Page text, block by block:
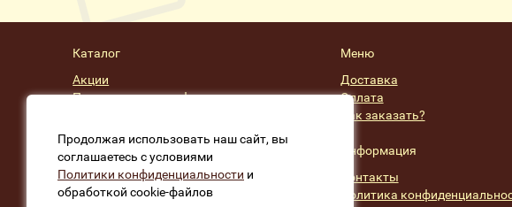
Каталог
Акции
Подарочные сертификаты
Меню
Доставка
Оплата
Как заказать?
Информация
Контакты
Политика
Продолжая использовать наш сайт, вы
соглашаетесь с условиями
Политики конфиденциальности и
обработкой cookie-файлов